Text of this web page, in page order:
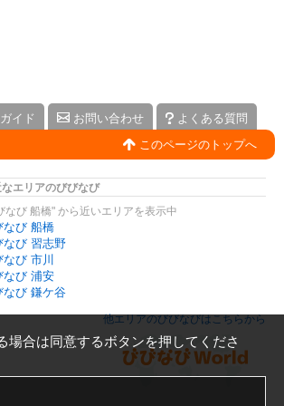
イド お問い合わせ
よくある質問
このページのトップへ
エリアのびびなび
なび 船橋" から近いエリアを表示中
なび 船橋
なび 習志野
び 市川
なび 浦安
なび 鎌ケ谷
他エリアのびびなびはこちらから
場合は同意するボタンを押してくださ